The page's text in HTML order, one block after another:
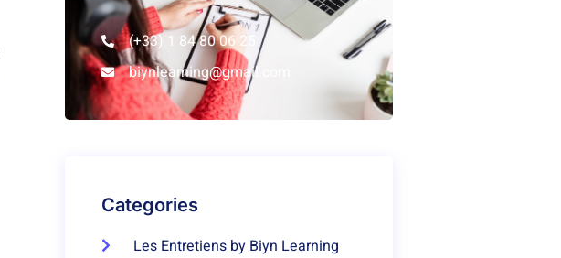
(+33) 1 84 80 06 25
biynlearning@gmail.com
Categories
Les Entretiens by Biyn Learning